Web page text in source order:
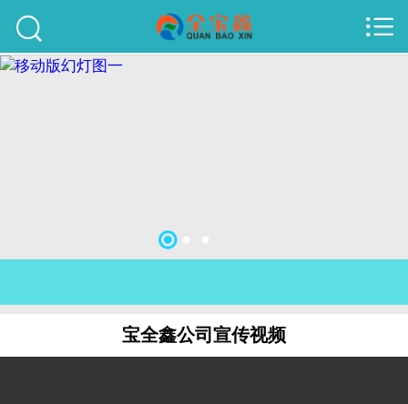
关于我们
联系我们
51La


宝全鑫公司宣传视频